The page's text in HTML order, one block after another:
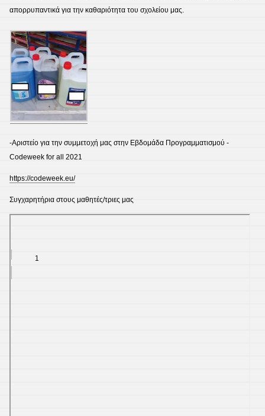
απορρυπαντικά για την καθαριότητα του σχολείου μας.
-Αριστείο για την συμμετοχή μας στην Εβδομάδα Προγραμματισμού -
Codeweek for all 2021
https://codeweek.eu/
Συγχαρητήρια στους μαθητές/τριες μας